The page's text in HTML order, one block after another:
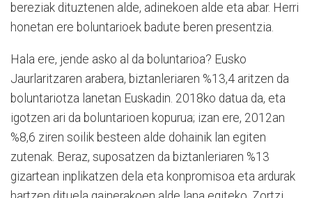
bereziak dituztenen alde, adinekoen alde eta abar. Herri
honetan ere boluntarioek badute beren presentzia.
Hala ere, jende asko al da boluntarioa? Eusko
Jaurlaritzaren arabera, biztanleriaren %13,4 aritzen da
boluntariotza lanetan Euskadin. 2018ko datua da, eta
igotzen ari da boluntarioen kopurua; izan ere, 2012an
%8,6 ziren soilik besteen alde dohainik lan egiten
zutenak. Beraz, suposatzen da biztanleriaren %13
gizartean inplikatzen dela eta konpromisoa eta ardurak